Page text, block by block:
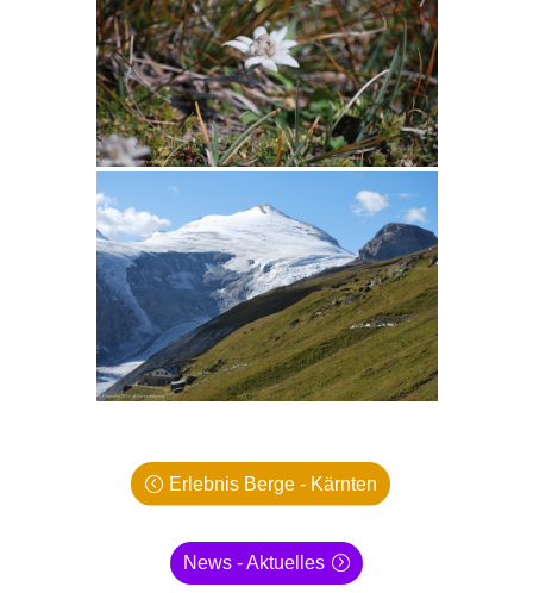
Erlebnis Berge - Kärnten
News - Aktuelles